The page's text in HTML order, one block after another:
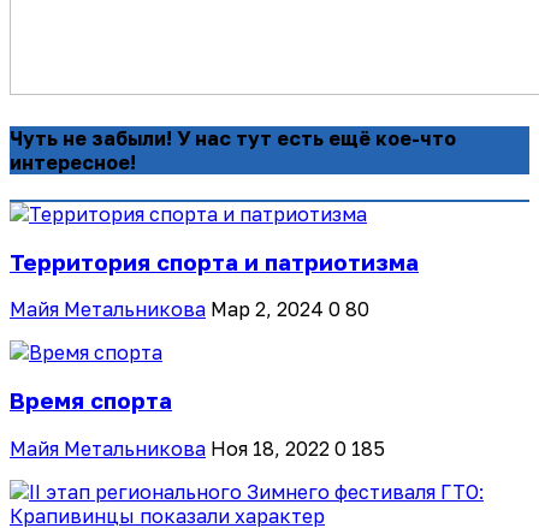
Чуть не забыли! У нас тут есть ещё кое-что
интересное!
Территория спорта и патриотизма
Майя Метальникова Мар 2, 2024 0 80
Время спорта
Майя Метальникова Ноя 18, 2022 0 185